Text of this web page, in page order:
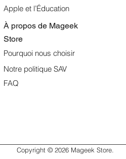
Apple et l’Éducation
À propos de Mageek
Store
Pourquoi nous choisir
Notre politique SAV
FAQ
Copyright © 2026 Mageek Store.